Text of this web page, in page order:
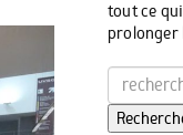
tout ce
prolonger